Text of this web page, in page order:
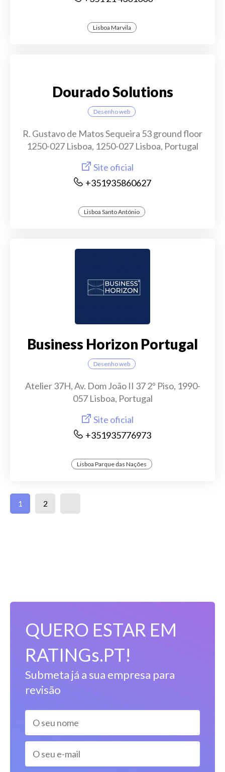
Lisboa Marvila
Dourado Solutions
Desenho web
R. Gustavo de Matos Sequeira 53 ground floor
1250-027 Lisboa, 1250-027 Lisboa, Portugal
Site oficial
+351935860627
Lisboa Santo António
Business Horizon Portugal
Desenho web
Atelier 37H, Av. Dom João II 37 2º Piso, 1990-
057 Lisboa, Portugal
Site oficial
+351935776973
Lisboa Parque das Nações
1 2
QUERO ESTAR EM
RATINGs.PT!
Submeta já a sua empresa para
revisão